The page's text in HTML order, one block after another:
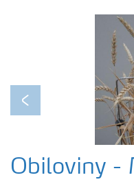
Previous
Obiloviny -